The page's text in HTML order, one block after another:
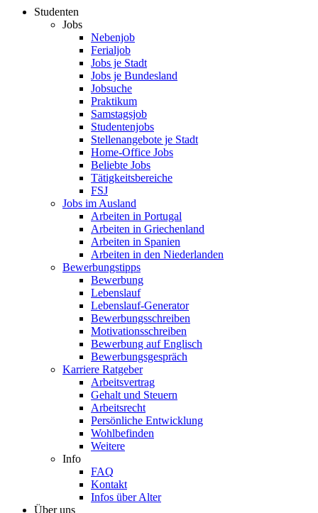
Studenten
Jobs
Nebenjob
Ferialjob
Jobs je Stadt
Jobs je Bundesland
Jobsuche
Praktikum
Samstagsjob
Studentenjobs
Stellenangebote je Stadt
Home-Office Jobs
Beliebte Jobs
Tätigkeitsbereiche
FSJ
Jobs im Ausland
Arbeiten in Portugal
Arbeiten in Griechenland
Arbeiten in Spanien
Arbeiten in den Niederlanden
Bewerbungstipps
Bewerbung
Lebenslauf
Lebenslauf-Generator
Bewerbungsschreiben
Motivationsschreiben
Bewerbung auf Englisch
Bewerbungsgespräch
Karriere Ratgeber
Arbeitsvertrag
Gehalt und Steuern
Arbeitsrecht
Persönliche Entwicklung
Wohlbefinden
Weitere
Info
FAQ
Kontakt
Infos über Alter
Über uns